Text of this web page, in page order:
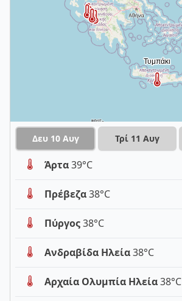
Δευ 10 Αυγ Τρί 11 Αυγ
Άρτα39°C
Πρέβεζα38°C
Πύργος38°C
Ανδραβίδα Ηλεία38°C
Αρχαία Ολυμπία Ηλεία38°C